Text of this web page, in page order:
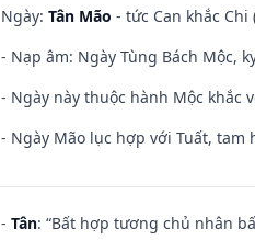
Ngày: Tân Mão - tức Can khắc
- Nạp âm: Ngày Tùng Bách Mộc,
- Ngày này thuộc hành Mộc khắc
- Ngày Mão lục hợp với Tuất, tam
- Tân: “Bất hợp tương chủ nhân